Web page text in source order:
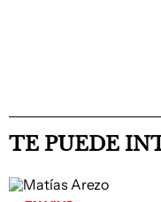
TE PUEDE